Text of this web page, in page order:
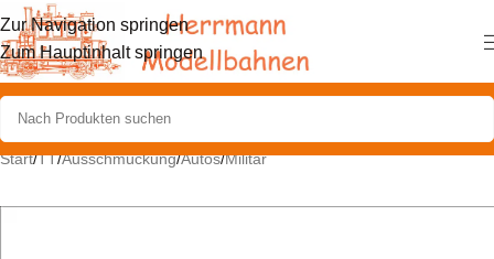
Zur Navigation springen
Zum Hauptinhalt springen
Start/TT/Ausschmückung/Autos/Militär